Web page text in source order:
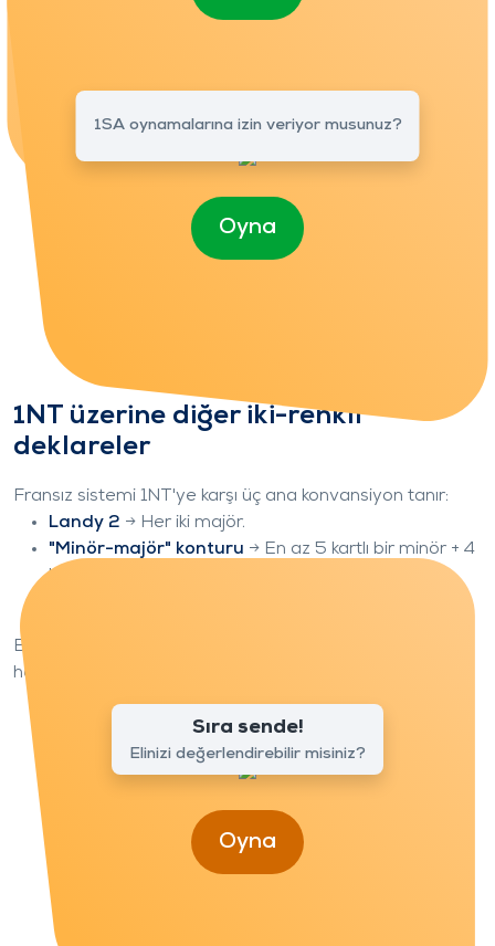
1SA oynamalarına izin veriyor musunuz?
Oyna
1NT üzerine diğer iki-renkli
deklareler
Fransız sistemi 1NT'ye karşı üç ana konvansiyon tanır:
Landy 2 → Her iki majör.
"Minör-majör" konturu → En az 5 kartlı bir minör + 4
kartlı bir majör.
Bu sistemi oynarken, 2
herhangi bir minörde en az 4 kart gösterir.
Sıra sende!
Elinizi değerlendirebilir misiniz?
Oyna